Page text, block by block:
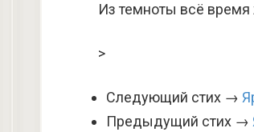
Из темноты всё время
>
Следующий стих →
Предыдущий стих →